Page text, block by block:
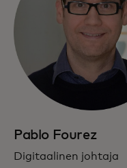
Pablo Fourez
Digitaalinen johtaja